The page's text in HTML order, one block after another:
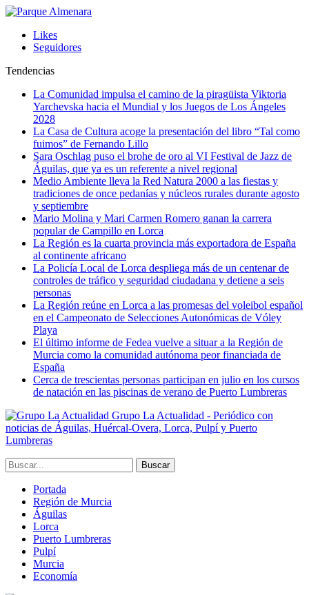
Likes
Seguidores
Tendencias
La Comunidad impulsa el camino de la piragüista Viktoria
Yarchevska hacia el Mundial y los Juegos de Los Ángeles
2028
La Casa de Cultura acoge la presentación del libro “Tal como
fuimos” de Fernando Lillo
Sara Oschlag puso el brohe de oro al VI Festival de Jazz de
Águilas, que ya es un referente a nivel regional
Medio Ambiente lleva la Red Natura 2000 a las fiestas y
tradiciones de once pedanías y núcleos rurales durante agosto
y septiembre
Mario Molina y Mari Carmen Romero ganan la carrera
popular de Campillo en Lorca
La Región es la cuarta provincia más exportadora de España
al continente africano
La Policía Local de Lorca despliega más de un centenar de
controles de tráfico y seguridad ciudadana y detiene a seis
personas
La Región reúne en Lorca a las promesas del voleibol español
en el Campeonato de Selecciones Autonómicas de Vóley
Playa
El último informe de Fedea vuelve a situar a la Región de
Murcia como la comunidad autónoma peor financiada de
España
Cerca de trescientas personas participan en julio en los cursos
de natación en las piscinas de verano de Puerto Lumbreras
Grupo La Actualidad - Periódico con
noticias de Águilas, Huércal-Overa, Lorca, Pulpí y Puerto
Lumbreras
Portada
Región de Murcia
Águilas
Lorca
Puerto Lumbreras
Pulpí
Murcia
Economía